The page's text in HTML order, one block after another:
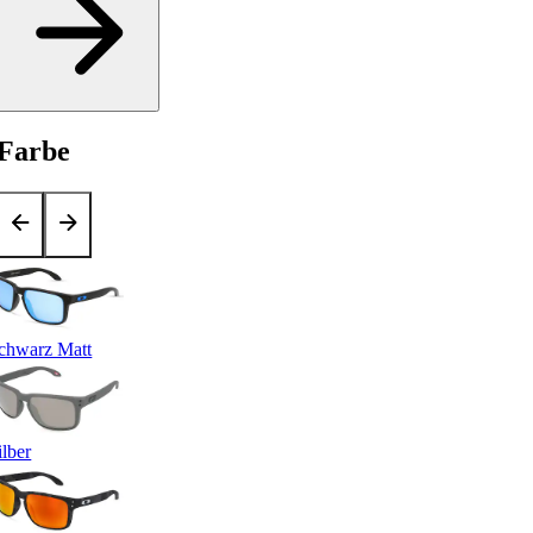
Matt